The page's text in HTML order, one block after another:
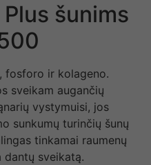
šunims
fosforo ir kolageno.
sveikam augančių
vystymuisi, jos
sunkumų turinčių šunų
tinkamai raumenų
sveikatą.